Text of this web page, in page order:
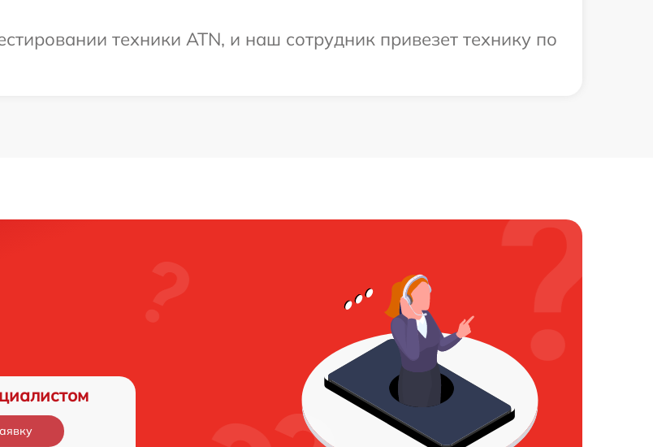
техники ATN, и наш сотрудник привезет технику по